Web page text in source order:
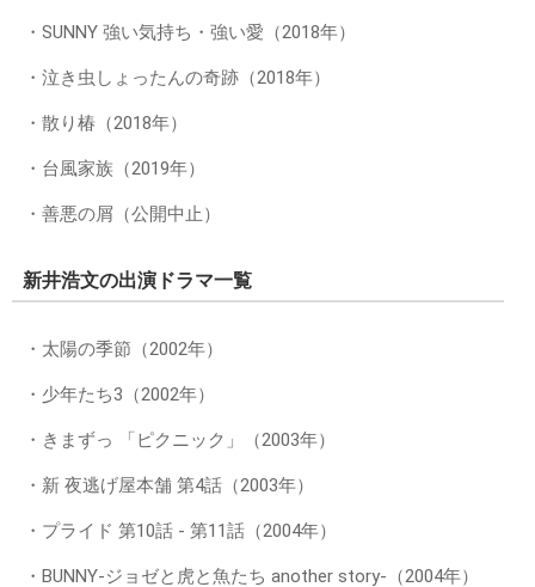
・SUNNY 強い気持ち・強い愛（2018年）
・泣き虫しょったんの奇跡（2018年）
・散り椿（2018年）
・台風家族（2019年）
・善悪の屑（公開中止）
新井浩文の出演ドラマ一覧
・太陽の季節（2002年）
・少年たち3（2002年）
・きまずっ 「ピクニック」（2003年）
・新 夜逃げ屋本舗 第4話（2003年）
・プライド 第10話 - 第11話（2004年）
・BUNNY-ジョゼと虎と魚たち another story-（2004年）